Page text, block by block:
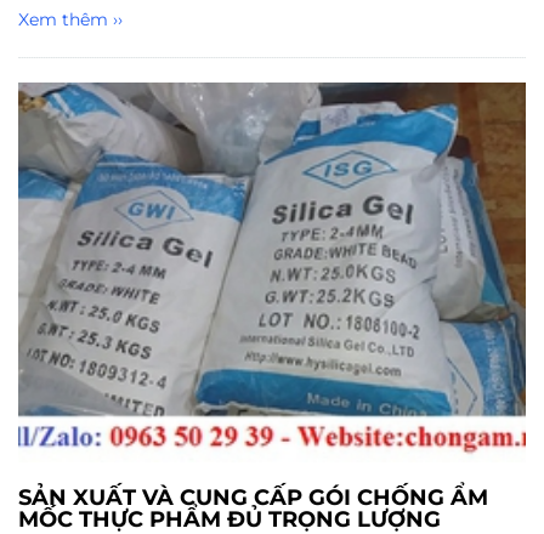
Xem thêm ››
SẢN XUẤT VÀ CUNG CẤP GÓI CHỐNG ẨM
MỐC THỰC PHẨM ĐỦ TRỌNG LƯỢNG